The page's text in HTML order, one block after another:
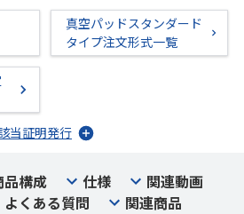
真空パッドスタンダード
タイプ注文形式一覧
当証明発行
品構成 仕様
関連動画
よくある質問 関連商品